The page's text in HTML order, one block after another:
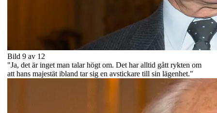
Bild 9 av 12
"Ja, det är inget man talar högt om. Det har alltid gått rykten om
att hans majestät ibland tar sig en avstickare till sin lägenhet."